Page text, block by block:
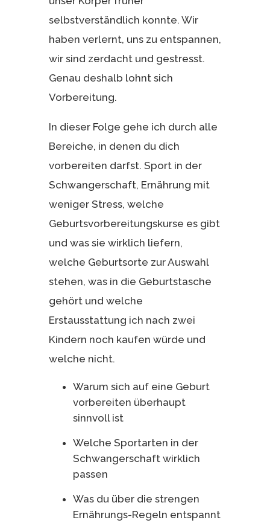
selbstverständlich konnte. Wir
haben verlernt, uns zu entspannen,
wir sind zerdacht und gestresst.
Genau deshalb lohnt sich
Vorbereitung.
In dieser Folge gehe ich durch alle
Bereiche, in denen du dich
vorbereiten darfst. Sport in der
Schwangerschaft, Ernährung mit
weniger Stress, welche
Geburtsvorbereitungskurse es gibt
und was sie wirklich liefern,
welche Geburtsorte zur Auswahl
stehen, was in die Geburtstasche
gehört und welche
Erstausstattung ich nach zwei
Kindern noch kaufen würde und
welche nicht.
Warum sich auf eine Geburt
vorbereiten überhaupt
sinnvoll ist
Welche Sportarten in der
Schwangerschaft wirklich
passen
Was du über die strengen
Ernährungs-Regeln entspannt